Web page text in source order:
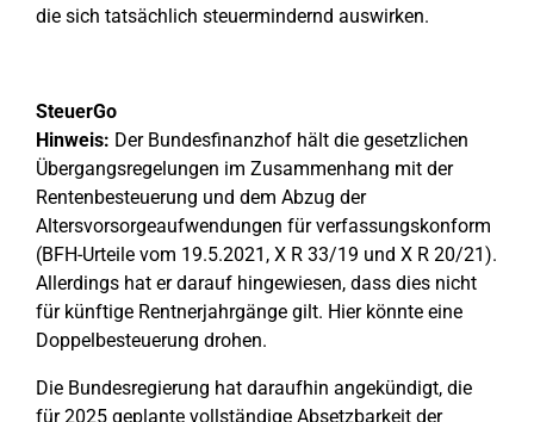
die sich tatsächlich steuermindernd auswirken.
SteuerGo
Hinweis: Der Bundesfinanzhof hält die gesetzlichen
Übergangsregelungen im Zusammenhang mit der
Rentenbesteuerung und dem Abzug der
Altersvorsorgeaufwendungen für verfassungskonform
(BFH-Urteile vom 19.5.2021, X R 33/19 und X R 20/21).
Allerdings hat er darauf hingewiesen, dass dies nicht
für künftige Rentnerjahrgänge gilt. Hier könnte eine
Doppelbesteuerung drohen.
Die Bundesregierung hat daraufhin angekündigt, die
für 2025 geplante vollständige Absetzbarkeit der